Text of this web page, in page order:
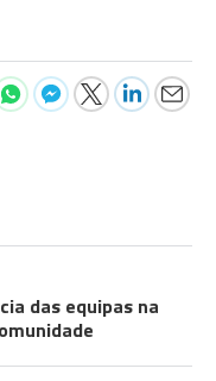
das equipas na